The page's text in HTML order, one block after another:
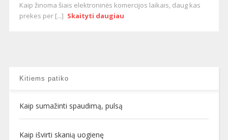
Kaip žinoma šiais elektroninės komercijos laikais, daug kas
prekes per [...] Skaityti daugiau
Kitiems patiko
Kaip sumažinti spaudimą, pulsą
Kaip išvirti skanią uogienę